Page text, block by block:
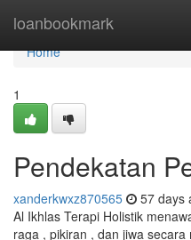
loanbookmark
Home
Home
1
Pendekatan
xanderkwxz870565 57 days
Al Ikhlas Terapi Holistik
raga , pikiran , dan jiwa